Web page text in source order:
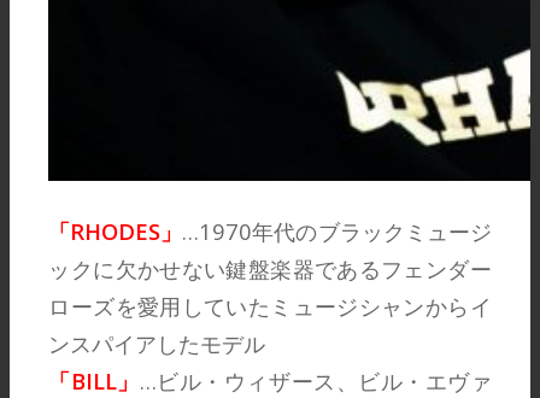
「RHODES」 …1970年代のブラックミュージ
ックに欠かせない鍵盤楽器であるフェンダー
ローズを愛用していたミュージシャンからイ
ンスパイアしたモデル
「BILL」 …ビル・ウィザース、ビル・エヴァ